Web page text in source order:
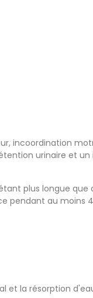
incoordination
urinaire et un
plus longue que
pendant au moins
et la résorption